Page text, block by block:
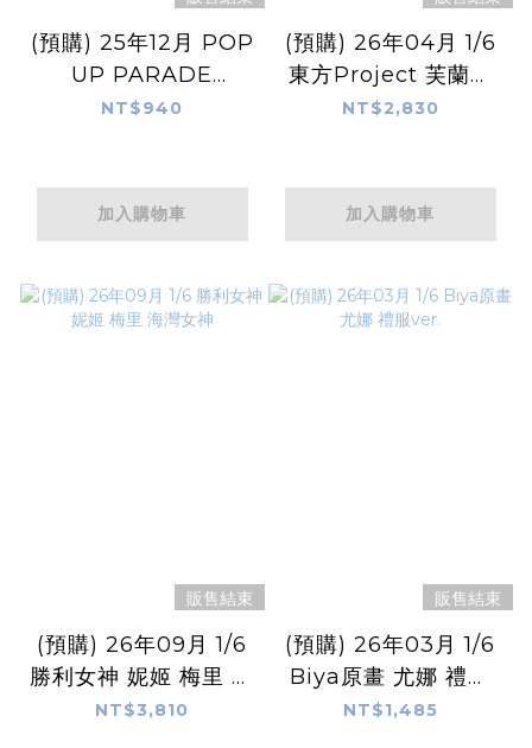
(預購) 25年12月 POP
UP PARADE
hololive 夏色祭
NT$940
加入購物車
(預購) 26年04月 1/6
東方Project 芙蘭朵
露 天真時光ver.
NT$2,830
加入購物車
販售結束
(預購) 26年09月 1/6
勝利女神 妮姬 梅里 海
灣女神
NT$3,810
販售結束
(預購) 26年03月 1/6
Biya原畫 尤娜 禮服
ver.
NT$1,485